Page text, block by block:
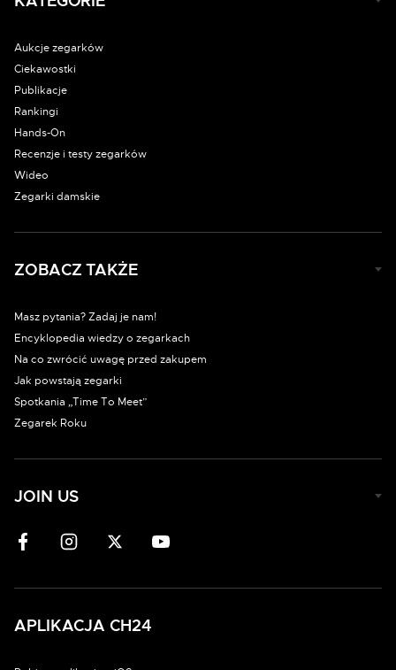
Aukcje zegarków
Ciekawostki
Publikacje
Rankingi
Hands-On
Recenzje i testy zegarków
Wideo
Zegarki damskie
ZOBACZ TAKŻE
Masz pytania? Zadaj je nam!
Encyklopedia wiedzy o zegarkach
Na co zwrócić uwagę przed zakupem
Jak powstają zegarki
Spotkania „Time To Meet”
Zegarek Roku
JOIN US
APLIKACJA CH24